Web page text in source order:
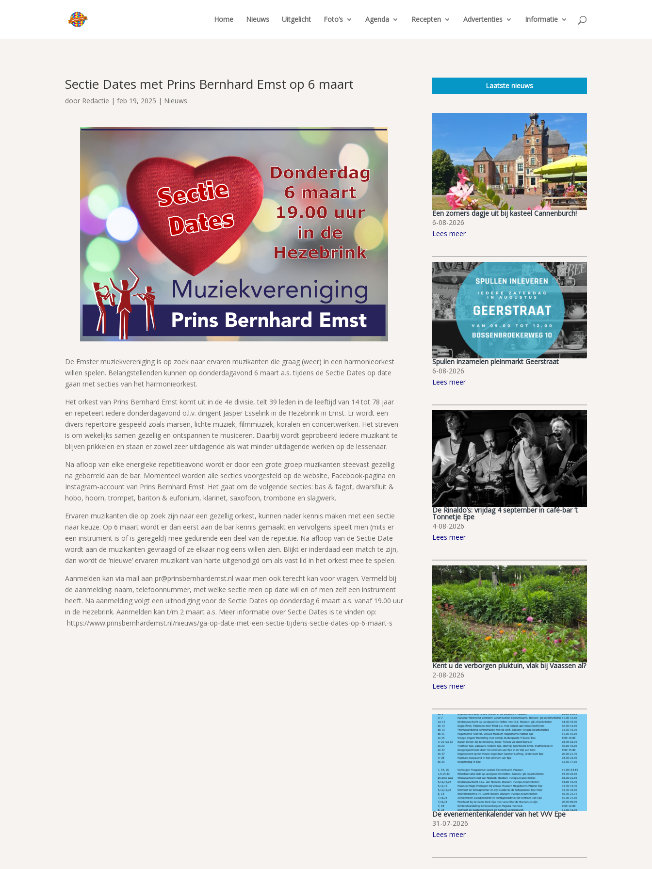
Home Nieuws Uitgelicht Foto’s Agenda Recepten Advertenties Informatie
Sectie Dates met Prins Bernhard Emst op 6 maart
door Redactie |feb 19, 2025 | Nieuws
De Emster muziekvereniging is op zoek naar ervaren muzikanten die graag (weer) in een harmonieorkest
willen spelen. Belangstellenden kunnen op donderdagavond 6 maart a.s. tijdens de Sectie Dates op date
gaan met secties van het harmonieorkest.
Het orkest van Prins Bernhard Emst komt uit in de 4e divisie, telt 39 leden in de leeftijd van 14 tot 78 jaar
en repeteert iedere donderdagavond o.l.v. dirigent Jasper Esselink in de Hezebrink in Emst. Er wordt een
divers repertoire gespeeld zoals marsen, lichte muziek, filmmuziek, koralen en concertwerken. Het streven
is om wekelijks samen gezellig en ontspannen te musiceren. Daarbij wordt geprobeerd iedere muzikant te
blijven prikkelen en staan er zowel zeer uitdagende als wat minder uitdagende werken op de lessenaar.
Na afloop van elke energieke repetitieavond wordt er door een grote groep muzikanten steevast gezellig
na geborreld aan de bar. Momenteel worden alle secties voorgesteld op de website, Facebook-pagina en
Instagram-account van Prins Bernhard Emst. Het gaat om de volgende secties: bas & fagot, dwarsfluit &
hobo, hoorn, trompet, bariton & eufonium, klarinet, saxofoon, trombone en slagwerk.
Ervaren muzikanten die op zoek zijn naar een gezellig orkest, kunnen nader kennis maken met een sectie
naar keuze. Op 6 maart wordt er dan eerst aan de bar kennis gemaakt en vervolgens speelt men (mits er
een instrument is of is geregeld) mee gedurende een deel van de repetitie. Na afloop van de Sectie Date
wordt aan de muzikanten gevraagd of ze elkaar nog eens willen zien. Blijkt er inderdaad een match te zijn,
dan wordt de ‘nieuwe’ ervaren muzikant van harte uitgenodigd om als vast lid in het orkest mee te spelen.
Aanmelden kan via mail aan pr@prinsbernhardemst.nl waar men ook terecht kan voor vragen. Vermeld bij
de aanmelding: naam, telefoonnummer, met welke sectie men op date wil en of men zelf een instrument
heeft. Na aanmelding volgt een uitnodiging voor de Sectie Dates op donderdag 6 maart a.s. vanaf 19.00 uur
in de Hezebrink. Aanmelden kan t/m 2 maart a.s. Meer informatie over Sectie Dates is te vinden op:
https://www.prinsbernhardemst.nl/nieuws/ga-op-date-met-een-sectie-tijdens-sectie-dates-op-6-maart-s
Laatste nieuws
Een zomers dagje uit bij kasteel Cannenburch!
6-08-2026
Lees meer
Spullen inzamelen pleinmarkt Geerstraat
6-08-2026
Lees meer
De Rinaldo’s: vrijdag 4 september in café-bar ’t
Tonnetje Epe
4-08-2026
Lees meer
Kent u de verborgen pluktuin, vlak bij Vaassen al?
2-08-2026
Lees meer
De evenementenkalender van het VVV Epe
31-07-2026
Lees meer